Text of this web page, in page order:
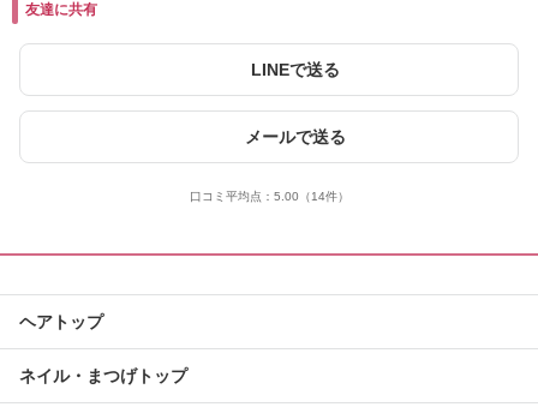
友達に共有
LINEで送る
メールで送る
口コミ平均点： 5.00 （14件）
ヘアトップ
ネイル・まつげトップ